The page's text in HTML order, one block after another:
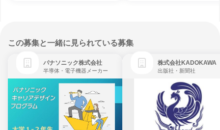
この募集と一緒に見られている募集
パナソニック株式会社
半導体・電子機器メーカー
株式会社KADOKAWA
出版社・新聞社